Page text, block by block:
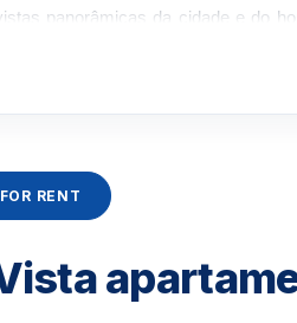
panorâmicas da cidade e do
comparativo, a poucos
em vários níveis e
e espaço comercial no
a poucos minutos do centro da
principais rodovias e do
FOR RENT